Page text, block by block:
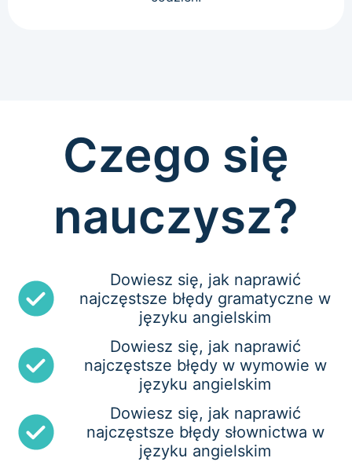
Czego się
nauczysz?
Dowiesz się, jak naprawić
najczęstsze błędy gramatyczne w
języku angielskim
Dowiesz się, jak naprawić
najczęstsze błędy w wymowie w
języku angielskim
Dowiesz się, jak naprawić
najczęstsze błędy słownictwa w
języku angielskim